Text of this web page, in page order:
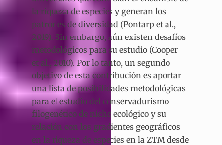
la riqueza de especies y generan los
patrones de diversidad (Pontarp et al.,
2019). Sin embargo, aún existen desafíos
metodológicos para su estudio (Cooper
et al., 2010). Por lo tanto, un segundo
objetivo de esta contribución es aportar
una lista de posibilidades metodológicas
para el estudio del conservadurismo
filogenético de nicho ecológico y su
relación con los gradientes geográficos
en la riqueza de especies en la ZTM desde